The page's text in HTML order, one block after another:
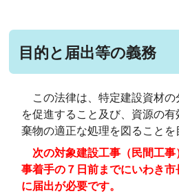
目的と届出等の義務
この法律は、特定建設資材の
を促進すること及び、資源の
棄物の適正な処理を図ることを
次の対象建設工事（民間工
事着手の７日前までにいわき市
に届出が必要です。